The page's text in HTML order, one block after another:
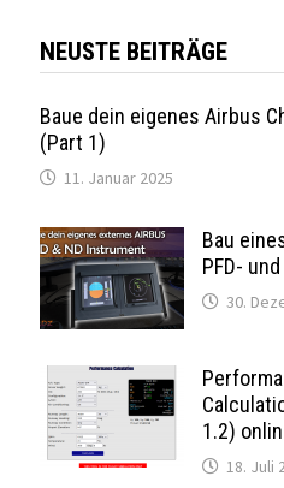
NEUSTE BEITRÄGE
Baue dein eigenes Airbus
(Part 1)
11. Januar 2025
Bau
PFD-
30.
1.2)
18. Juli